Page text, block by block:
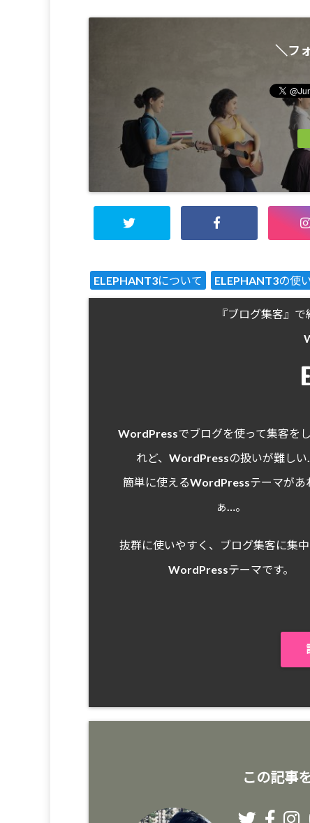
＼フ
ELEPHANT3について ELEPHANT3の使
『ブログ集客』
WordPressでブログを使って集客を
れど、WordPressの扱いが難しい
簡単に使えるWordPressテーマがあ
ぁ…。
抜群に使いやすく、ブログ集客に集
WordPressテーマです。
この記事